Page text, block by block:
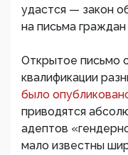
удастся — закон
на письма
Открытое письмо
квалификации
было
приводятся
адептов
мало известны